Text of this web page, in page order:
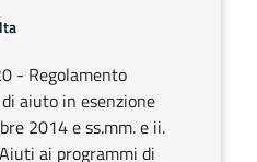
- Regolamento
aiuto in esenzione
2014 e ss.mm. e ii.
ai programmi di